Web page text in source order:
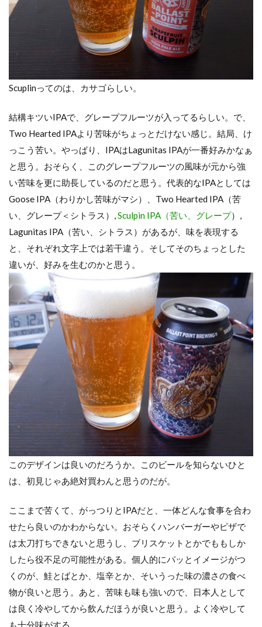
Scuplinってのは、カサゴらしい。
結構キツいIPAで、グレープフルーツが入ってるらしい。で、
Two Hearted IPAより苦味がちょっとだけない感じ。結局、け
っこう苦い。やっぱり、IPAはLagunitas IPAが一番好みかなぁ
と思う。おそらく、このグレープフルーツの風味が元から強
い苦味を更に助長しているのだと思う。代表的なIPAとしては
Goose IPA（わりかし苦味がマシ）、Two Hearted IPA（苦
い、グレープ＜シトラス）,Sculpin IPA（苦い、グレープ）,
Lagunitas IPA（苦い、シトラス）があるが、味を表現する
と、それぞれ文字上では若干違う。そしてそのちょっとした
違いが、好みを生むのかと思う。
このデザインは良いのだろうか。このビールを知らないひと
は、初見じゃあ絶対買わんと思うのだが。
ここまで苦くて、がっつりとIPAだと、一体どんな食事を合わ
せたら良いのかわからない。おそらくハンバーガーやピザで
は太刀打ちできないと思うし、ブリスケットとかでももしか
したら役不足の可能性がある。個人的にパッとイメージがつ
くのが、鮭とばとか、塩辛とか、そいうった味の濃さの食べ
物が良いと思う。あと、苦味も味も強いので、日本人として
は良く冷やしてから飲んだほうが良いと思う。よく冷やして
も十分味がする。